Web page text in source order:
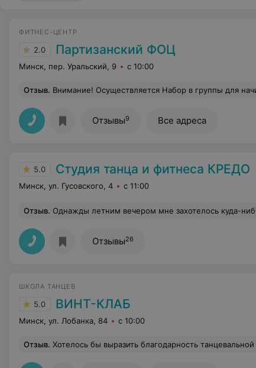
ФИТНЕС-ЦЕНТР
2.0 Партизанский ФОЦ
Минск, пер. Уральский, 9 с 10:00
Отзыв. Внимание! Осуществляется Набор в группы для начинающих и продолжающих по танцевальному направлению «ТАНЕЦ ЖИВОТА» а также "Зумба" !!! Занятия проводятся в филиале Партизанского ФОЦ ул.
Отзывы9 Все адреса
5.0 Студия танца и фитнеса КРЕДО
Минск, ул. Гусовского, 4 с 11:00
Отзыв. Однажды летним вечером мне захотелось куда-нибудь сходить. И на глаза попалась реклама мастер-класса по бачате. Бесплатного, что приятно. И меня так впечатлила идея социальных танцев! Я даже не представляла, что такие красивые танцы могут получатся, когда люди не договариваются о движениях, не учат их заранее! И мне очень понравилась философия парного взаимодействия. И я сразу влюбилась в пару мелодий!) А потом пришла на интенсив Бачаты. Без опыта в танцах, без пластики и музыкального слуха, без пары… И к концу второго дня я была настолько довольна результатом, что пошла сразу на вечеринку! Меня научили слышать ритм, научили базовым
Отзывы26
ШКОЛА ТАНЦЕВ
5.0 ВИНТ-КЛАБ
Минск, ул. Лобанка, 84 с 10:00
Отзыв. Хотелось бы выразить благодарность танцевальной школе, в которой мы занимаемся уже очень давно! Огромной заслугой наших успехов считаю безграничный труд нашего прекрасного тренера и преподавателя, который вкладывает в